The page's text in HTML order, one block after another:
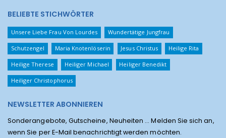
BELIEBTE STICHWÖRTER
Unsere Liebe Frau Von Lourdes Wundertätige Jungfrau
Schutzengel Maria Knotenlöserin Jesus Christus Heilige Rita
Heilige Therese Heiliger Michael Heiliger Benedikt
Heiliger Christophorus
NEWSLETTER ABONNIEREN
Sonderangebote, Gutscheine, Neuheiten ... Melden Sie sich an,
wenn Sie per E-Mail benachrichtigt werden möchten.